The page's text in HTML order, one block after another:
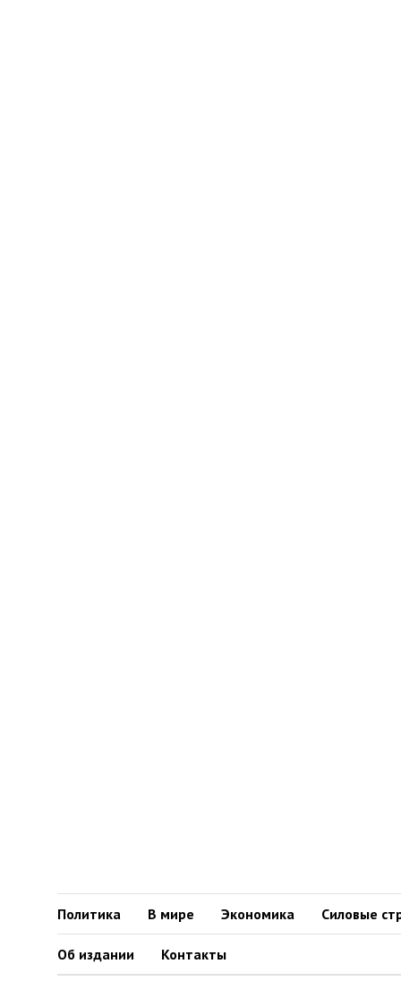
Политика В мире Экономика Силовые
Об издании Контакты